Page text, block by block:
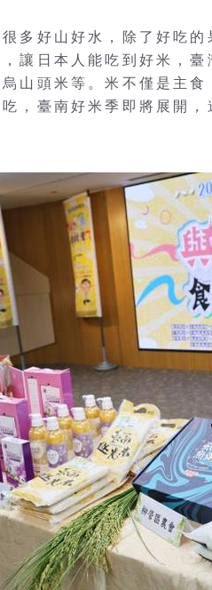
多好山好水，除了好吃
讓日本人能吃到好米，
山頭米等。米不僅是主
，臺南好米季即將展開